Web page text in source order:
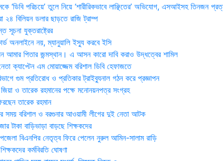
‘ডিবি পরিচয়ে’ তুলে নিয়ে ‘শারীরিকভাবে লাঞ্ছিতের’ অভিযোগ, এসআইসহ তিনজন
২৪ বিলিয়ন ডলার ছাড়তে রাজি ট্রাম্প
সূচনা যুক্তরাষ্ট্রের
অনলাইনে নয়, ম্যানুয়ালি ইস্যু করবে ইসি
পিতার জন্মস্থান। এ আসন কারো দাবি করাও উদ্ধত্বের শামিল
ক্যাপ্টেন এম মোয়াজ্জেম বরিশাল ডিবি হেফাজতে
গুম প্রতিরোধ ও প্রতিকার ট্রাইব্যুনাল গঠন করে প্রজ্ঞাপন
ও তারেক রহমানের পক্ষে মনোনয়নপত্র সংগ্রহ
তারেক রহমান
সময় ব‌রিশাল ও বরগুনার আওয়ামী লীগের দুই নেতা আটক
টাকা বাড়িভাড়া বাড়ছে শিক্ষকদের
বিএনপির নেতৃত্ব ফিরে পেলেন নুরুল আমিন-সালাম রাড়ি
কর্মবিরতি ঘোষণা